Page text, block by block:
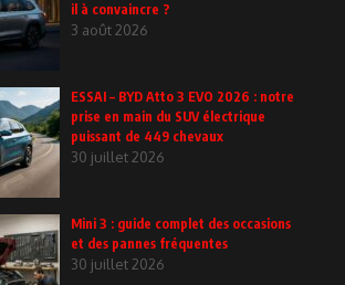
il à convaincre ?
3 août 2026
ESSAI – BYD Atto 3 EVO 2026 : notre
prise en main du SUV électrique
puissant de 449 chevaux
30 juillet 2026
Mini 3 : guide complet des occasions
et des pannes fréquentes
30 juillet 2026